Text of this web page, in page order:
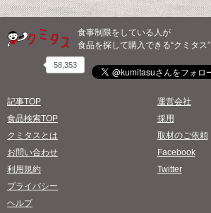
食事制限をしている人が
食品を探して購入できる“クミタス”
58,353
記事TOP
食品検索TOP
クミタスとは
お問い合わせ
利用規約
プライバシー
ヘルプ
運営会社
採用
取材のご依頼
Facebook
Twitter